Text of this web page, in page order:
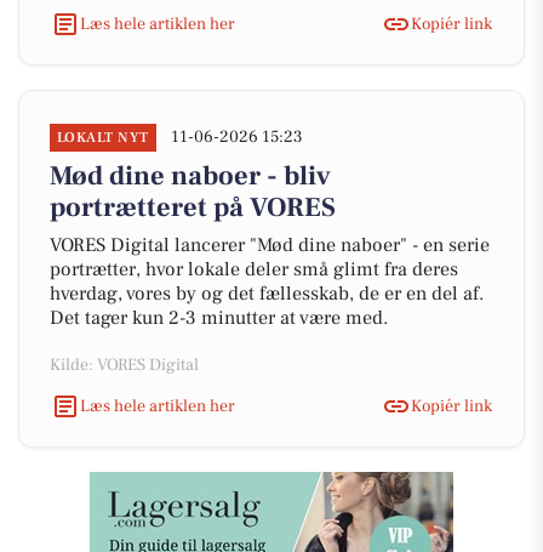
Læs hele artiklen her
Kopiér link
LOKALT NYT 11-06-2026 15:23
Mød dine naboer - bliv
portrætteret på VORES
VORES Digital lancerer "Mød dine naboer" - en serie
portrætter, hvor lokale deler små glimt fra deres
hverdag, vores by og det fællesskab, de er en del af.
Det tager kun 2-3 minutter at være med.
Kilde: VORES Digital
Læs hele artiklen her
Kopiér link